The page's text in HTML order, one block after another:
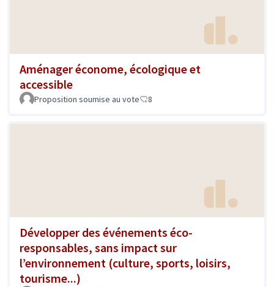
Aménager économe, écologique et
accessible
Proposition soumise au vote 8
Développer des événements éco-
responsables, sans impact sur
l’environnement (culture, sports, loisirs,
tourisme...)